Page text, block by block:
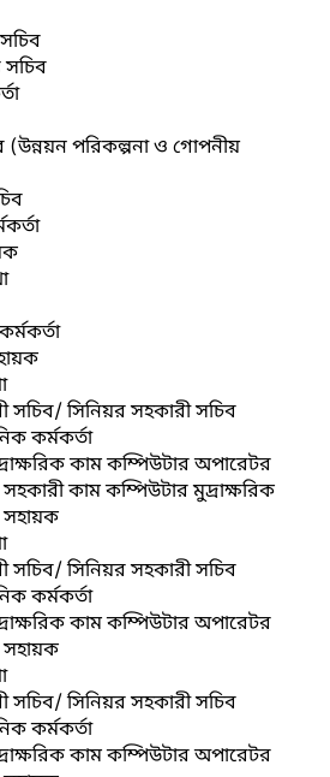
সচিব
(উন্নয়ন পরিকল্পনা ও গোপনীয়
সচিব/ সিনিয়র সহকারী সচিব
কর্মকর্তা
কাম কম্পিউটার অপারেটর
কাম কম্পিউটার মুদ্রাক্ষরিক
সচিব/ সিনিয়র সহকারী সচিব
কর্মকর্তা
কাম কম্পিউটার অপারেটর
সচিব/ সিনিয়র সহকারী সচিব
কর্মকর্তা
কাম কম্পিউটার অপারেটর